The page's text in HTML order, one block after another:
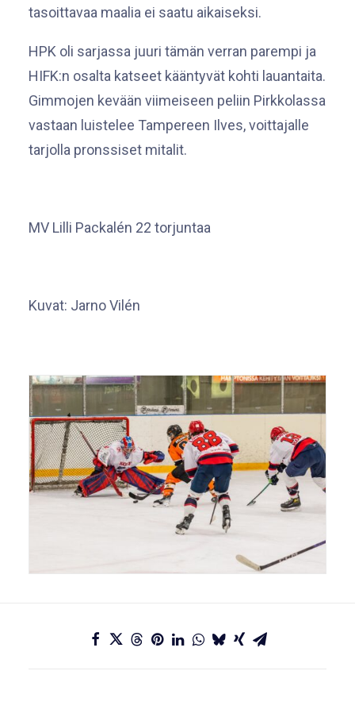
tasoittavaa maalia ei saatu aikaiseksi.
HPK oli sarjassa juuri tämän verran parempi ja
HIFK:n osalta katseet kääntyvät kohti lauantaita.
Gimmojen kevään viimeiseen peliin Pirkkolassa
vastaan luistelee Tampereen Ilves, voittajalle
tarjolla pronssiset mitalit.
MV Lilli Packalén 22 torjuntaa
Kuvat: Jarno Vilén